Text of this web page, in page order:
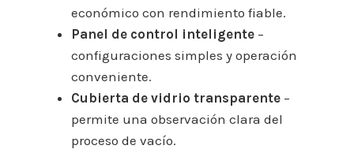
económico con rendimiento fiable.
Panel de control inteligente –
configuraciones simples y operación
conveniente.
Cubierta de vidrio transparente –
permite una observación clara del
proceso de vacío.